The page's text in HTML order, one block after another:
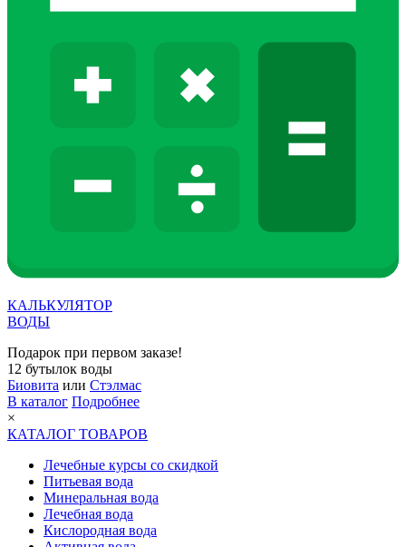
КАЛЬКУЛЯТОР
ВОДЫ
Подарок при первом заказе!
12 бутылок воды
Биовита или Стэлмас
В каталог Подробнее
×
КАТАЛОГ ТОВАРОВ
Лечебные курсы со скидкой
Питьевая вода
Минеральная вода
Лечебная вода
Кислородная вода